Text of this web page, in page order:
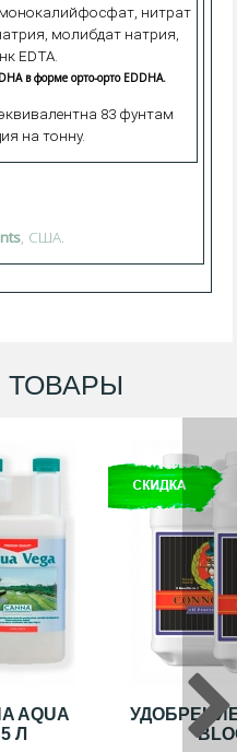
нитрат
молибдат натрия,
EDTA.
в форме орто-орто EDDHA.
83 фунтам
на тонну.
, США.
AQUA
Л
УДОБРЕНИЕ